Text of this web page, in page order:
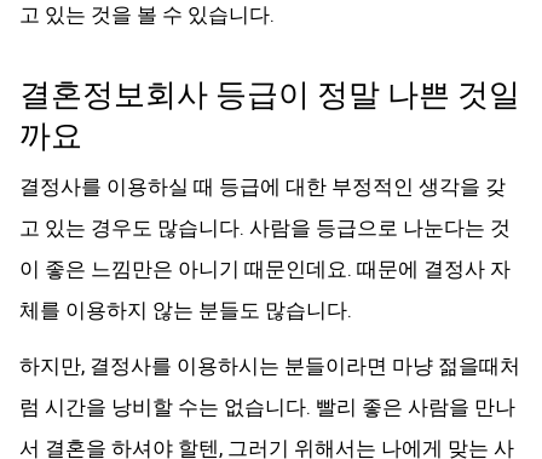
고 있는 것을 볼 수 있습니다.
결혼정보회사 등급이 정말 나쁜 것일
까요
결정사를 이용하실 때 등급에 대한 부정적인 생각을 갖
고 있는 경우도 많습니다. 사람을 등급으로 나눈다는 것
이 좋은 느낌만은 아니기 때문인데요. 때문에 결정사 자
체를 이용하지 않는 분들도 많습니다.
하지만, 결정사를 이용하시는 분들이라면 마냥 젊을때처
럼 시간을 낭비할 수는 없습니다. 빨리 좋은 사람을 만나
서 결혼을 하셔야 할텐, 그러기 위해서는 나에게 맞는 사